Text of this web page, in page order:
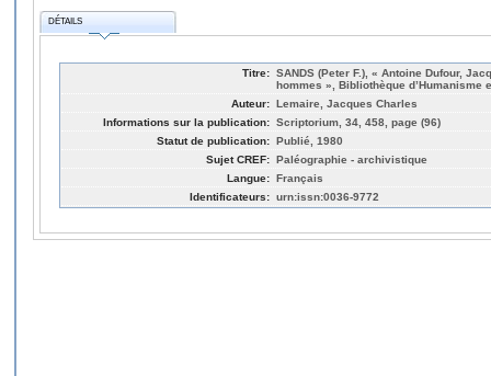
DÉTAILS
Titre: SANDS (Peter F.), « Antoine Dufour,
hommes », Bibliothèque d’Humanisme
Auteur: Lemaire, Jacques Charles
Informations sur la publication: Scriptorium, 34, 458, page (96)
Statut de publication: Publié, 1980
Sujet CREF: Paléographie - archivistique
Langue: Français
Identificateurs: urn:issn:0036-9772